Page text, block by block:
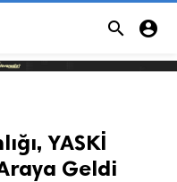
 
YASKİ
Geldi